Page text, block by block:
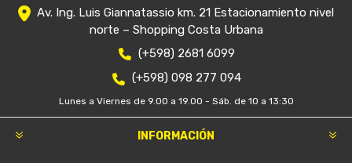
Av. Ing. Luis Giannatassio km. 21 Estacionamiento nivel
norte – Shopping Costa Urbana
(+598) 2681 6099
(+598) 098 277 094
Lunes a Viernes de 9.00 a 19.00 - Sáb. de 10 a 13:30
INFORMACIÓN